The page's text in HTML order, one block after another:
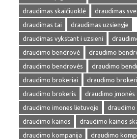
draudimas skaičiuoklė
draudimas
draudimas tai
draudimas uzsienyje
draudimas vykstant i uzsieni
draudimo bendrovė
draudimo
draudimo bendrovės
draudimo
draudimo brokeriai
draudimo
draudimo brokeris
draudimo įmonės
draudimo imones lietuvoje
draudimo
draudimo kainos
draudimo kainos
draudimo kompanija
draudimo